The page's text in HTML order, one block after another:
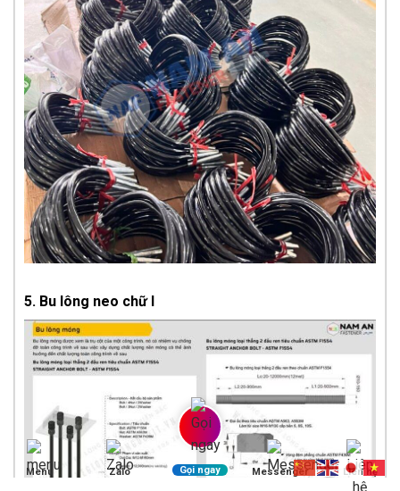
5. Bu lông neo chữ I
Menu Zalo Gọi ngay Messenger Liên hệ